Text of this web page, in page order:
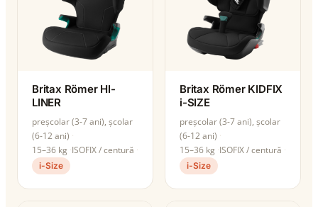
Britax Römer HI-
LINER
preșcolar (3-7 ani), școlar
(6-12 ani)
15–36 kg ISOFIX / centură
i-Size
Britax Römer KIDFIX
i-SIZE
preșcolar (3-7 ani), școlar
(6-12 ani)
15–36 kg ISOFIX / centură
i-Size